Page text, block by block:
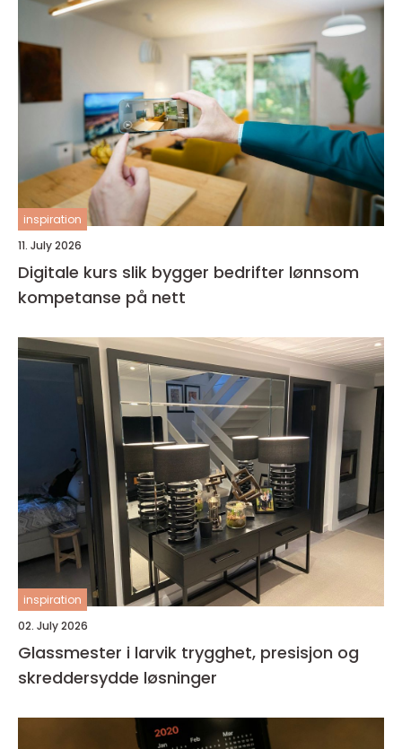
inspiration
11. July 2026
Digitale kurs slik bygger bedrifter lønnsom
kompetanse på nett
inspiration
02. July 2026
Glassmester i larvik trygghet, presisjon og
skreddersydde løsninger